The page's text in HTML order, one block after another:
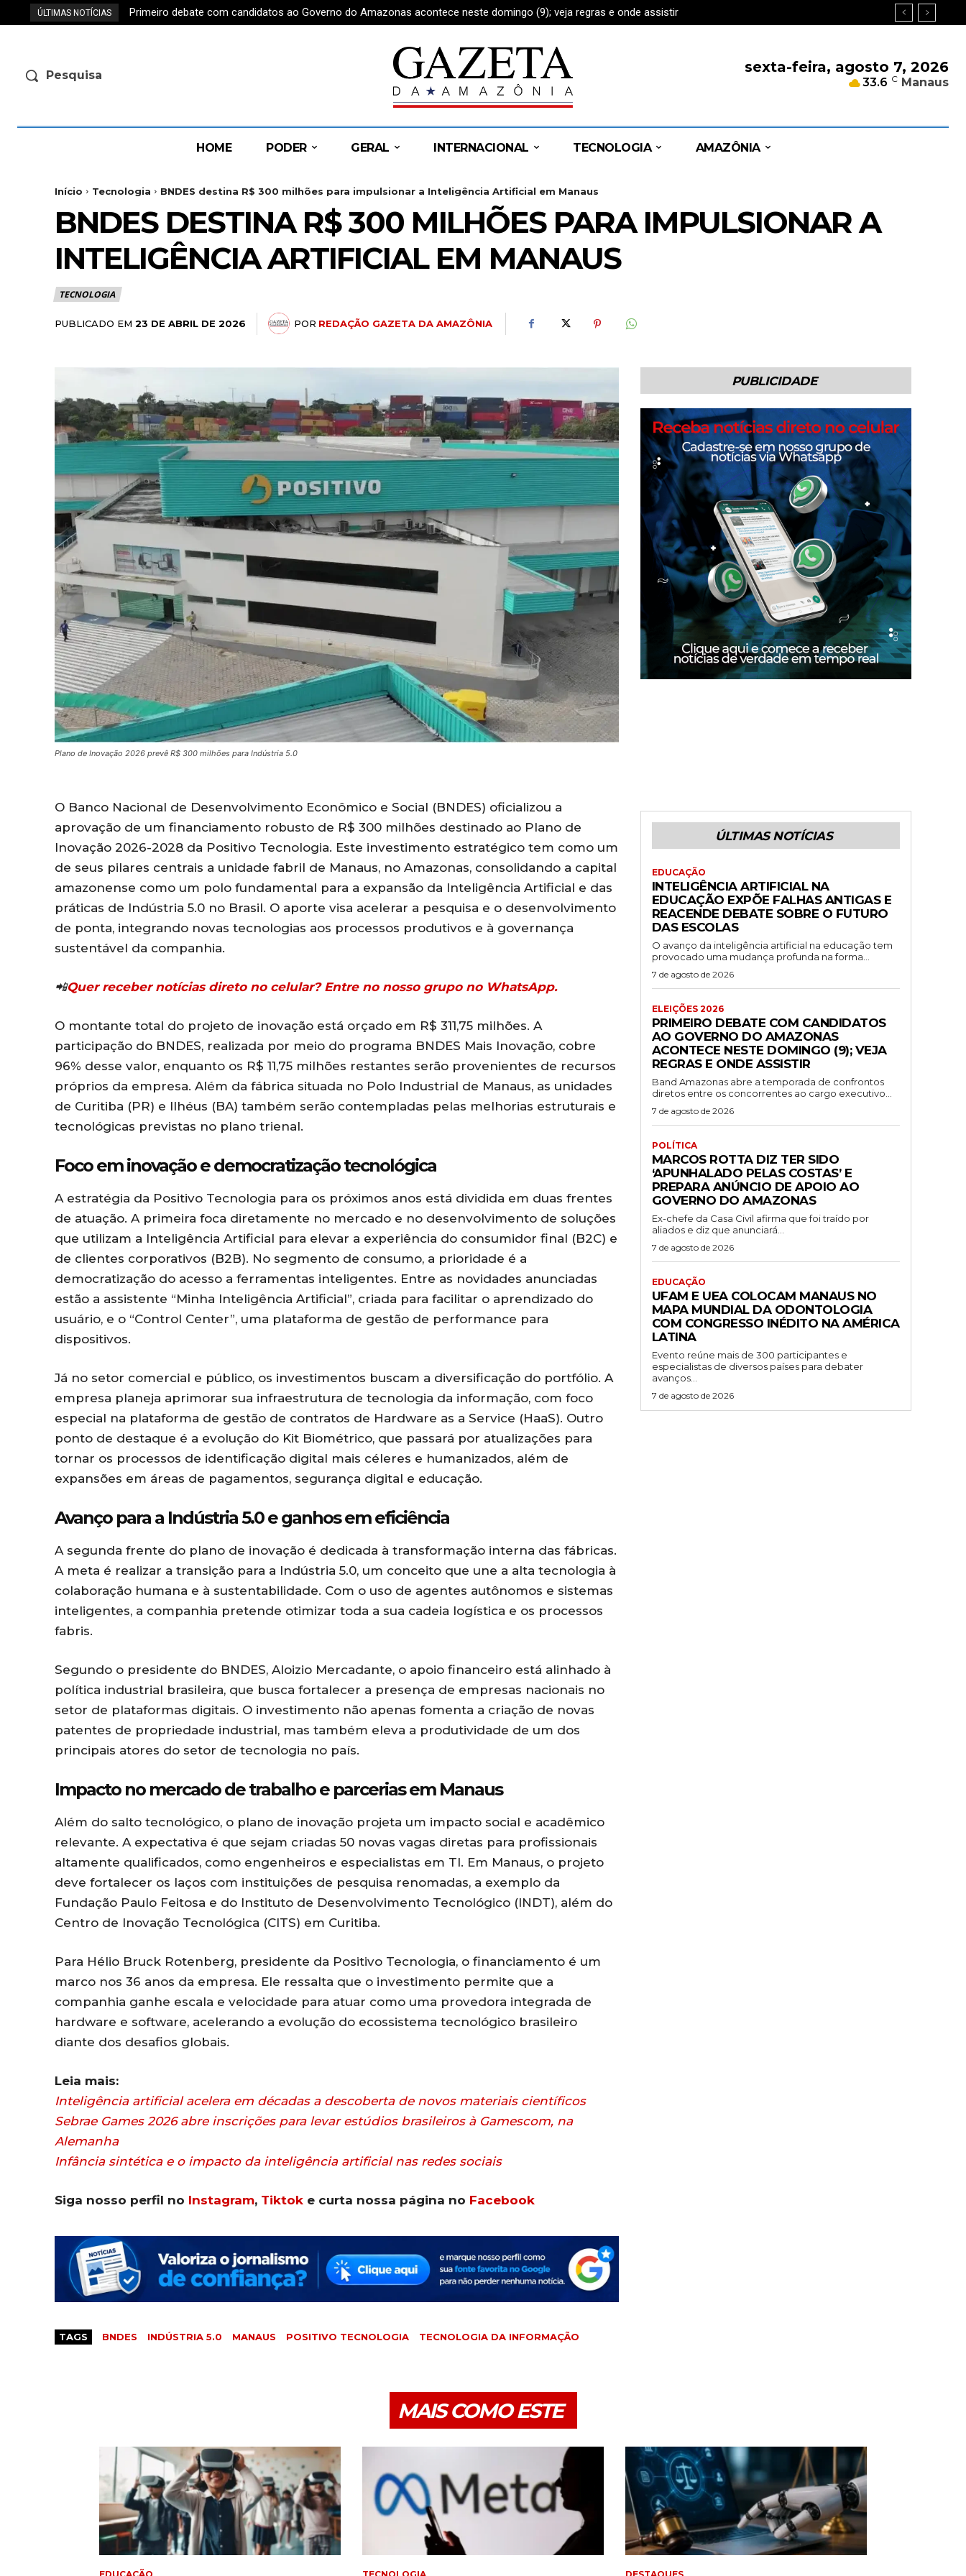
ÚLTIMAS NOTÍCIAS Primeiro debate com candidatos ao Governo do Amazonas acontece neste domingo (9); veja regras e onde assistir
Marcos Rotta diz ter sido ‘apunhalado pelas costas’ e prepara anúncio de apoio ao Governo do Amazonas
Pesquisa sexta-feira, agosto 7, 2026
33.6 C Manaus
HOME PODER GERAL INTERNACIONAL TECNOLOGIA AMAZÔNIA
Início Tecnologia BNDES destina R$ 300 milhões para impulsionar a Inteligência Artificial em Manaus
BNDES DESTINA R$ 300 MILHÕES PARA IMPULSIONAR A
INTELIGÊNCIA ARTIFICIAL EM MANAUS
TECNOLOGIA
PUBLICADO EM 23 DE ABRIL DE 2026 POR REDAÇÃO GAZETA DA AMAZÔNIA
Plano de Inovação 2026 prevê R$ 300 milhões para Indústria 5.0
PUBLICIDADE
O Banco Nacional de Desenvolvimento Econômico e Social (BNDES) oficializou a
aprovação de um financiamento robusto de R$ 300 milhões destinado ao Plano de
Inovação 2026-2028 da Positivo Tecnologia. Este investimento estratégico tem como um
de seus pilares centrais a unidade fabril de Manaus, no Amazonas, consolidando a capital
amazonense como um polo fundamental para a expansão da Inteligência Artificial e das
práticas de Indústria 5.0 no Brasil. O aporte visa acelerar a pesquisa e o desenvolvimento
de ponta, integrando novas tecnologias aos processos produtivos e à governança
sustentável da companhia.
📲Quer receber notícias direto no celular? Entre no nosso grupo no WhatsApp.
O montante total do projeto de inovação está orçado em R$ 311,75 milhões. A
participação do BNDES, realizada por meio do programa BNDES Mais Inovação, cobre
96% desse valor, enquanto os R$ 11,75 milhões restantes serão provenientes de recursos
próprios da empresa. Além da fábrica situada no Polo Industrial de Manaus, as unidades
de Curitiba (PR) e Ilhéus (BA) também serão contempladas pelas melhorias estruturais e
tecnológicas previstas no plano trienal.
Foco em inovação e democratização tecnológica
A estratégia da Positivo Tecnologia para os próximos anos está dividida em duas frentes
de atuação. A primeira foca diretamente no mercado e no desenvolvimento de soluções
que utilizam a Inteligência Artificial para elevar a experiência do consumidor final (B2C) e
de clientes corporativos (B2B). No segmento de consumo, a prioridade é a
democratização do acesso a ferramentas inteligentes. Entre as novidades anunciadas
estão a assistente “Minha Inteligência Artificial”, criada para facilitar o aprendizado do
usuário, e o “Control Center”, uma plataforma de gestão de performance para
dispositivos.
Já no setor comercial e público, os investimentos buscam a diversificação do portfólio. A
empresa planeja aprimorar sua infraestrutura de tecnologia da informação, com foco
especial na plataforma de gestão de contratos de Hardware as a Service (HaaS). Outro
ponto de destaque é a evolução do Kit Biométrico, que passará por atualizações para
tornar os processos de identificação digital mais céleres e humanizados, além de
expansões em áreas de pagamentos, segurança digital e educação.
Avanço para a Indústria 5.0 e ganhos em eficiência
A segunda frente do plano de inovação é dedicada à transformação interna das fábricas.
A meta é realizar a transição para a Indústria 5.0, um conceito que une a alta tecnologia à
colaboração humana e à sustentabilidade. Com o uso de agentes autônomos e sistemas
inteligentes, a companhia pretende otimizar toda a sua cadeia logística e os processos
fabris.
Segundo o presidente do BNDES, Aloizio Mercadante, o apoio financeiro está alinhado à
política industrial brasileira, que busca fortalecer a presença de empresas nacionais no
setor de plataformas digitais. O investimento não apenas fomenta a criação de novas
patentes de propriedade industrial, mas também eleva a produtividade de um dos
principais atores do setor de tecnologia no país.
Impacto no mercado de trabalho e parcerias em Manaus
Além do salto tecnológico, o plano de inovação projeta um impacto social e acadêmico
relevante. A expectativa é que sejam criadas 50 novas vagas diretas para profissionais
altamente qualificados, como engenheiros e especialistas em TI. Em Manaus, o projeto
deve fortalecer os laços com instituições de pesquisa renomadas, a exemplo da
Fundação Paulo Feitosa e do Instituto de Desenvolvimento Tecnológico (INDT), além do
Centro de Inovação Tecnológica (CITS) em Curitiba.
Para Hélio Bruck Rotenberg, presidente da Positivo Tecnologia, o financiamento é um
marco nos 36 anos da empresa. Ele ressalta que o investimento permite que a
companhia ganhe escala e velocidade para atuar como uma provedora integrada de
hardware e software, acelerando a evolução do ecossistema tecnológico brasileiro
diante dos desafios globais.
Leia mais:
Inteligência artificial acelera em décadas a descoberta de novos materiais científicos
Sebrae Games 2026 abre inscrições para levar estúdios brasileiros à Gamescom, na
Alemanha
Infância sintética e o impacto da inteligência artificial nas redes sociais
Siga nosso perfil no Instagram, Tiktok e curta nossa página no Facebook
TAGS BNDES INDÚSTRIA 5.0 MANAUS POSITIVO TECNOLOGIA TECNOLOGIA DA INFORMAÇÃO
ÚLTIMAS NOTÍCIAS
EDUCAÇÃO
INTELIGÊNCIA ARTIFICIAL NA
EDUCAÇÃO EXPÕE FALHAS ANTIGAS E
REACENDE DEBATE SOBRE O FUTURO
DAS ESCOLAS
O avanço da inteligência artificial na educação tem
provocado uma mudança profunda na forma...
7 de agosto de 2026
ELEIÇÕES 2026
PRIMEIRO DEBATE COM CANDIDATOS
AO GOVERNO DO AMAZONAS
ACONTECE NESTE DOMINGO (9); VEJA
REGRAS E ONDE ASSISTIR
Band Amazonas abre a temporada de confrontos
diretos entre os concorrentes ao cargo executivo...
7 de agosto de 2026
POLÍTICA
MARCOS ROTTA DIZ TER SIDO
‘APUNHALADO PELAS COSTAS’ E
PREPARA ANÚNCIO DE APOIO AO
GOVERNO DO AMAZONAS
Ex-chefe da Casa Civil afirma que foi traído por
aliados e diz que anunciará...
7 de agosto de 2026
EDUCAÇÃO
UFAM E UEA COLOCAM MANAUS NO
MAPA MUNDIAL DA ODONTOLOGIA
COM CONGRESSO INÉDITO NA AMÉRICA
LATINA
Evento reúne mais de 300 participantes e
especialistas de diversos países para debater
avanços...
7 de agosto de 2026
MAIS COMO ESTE